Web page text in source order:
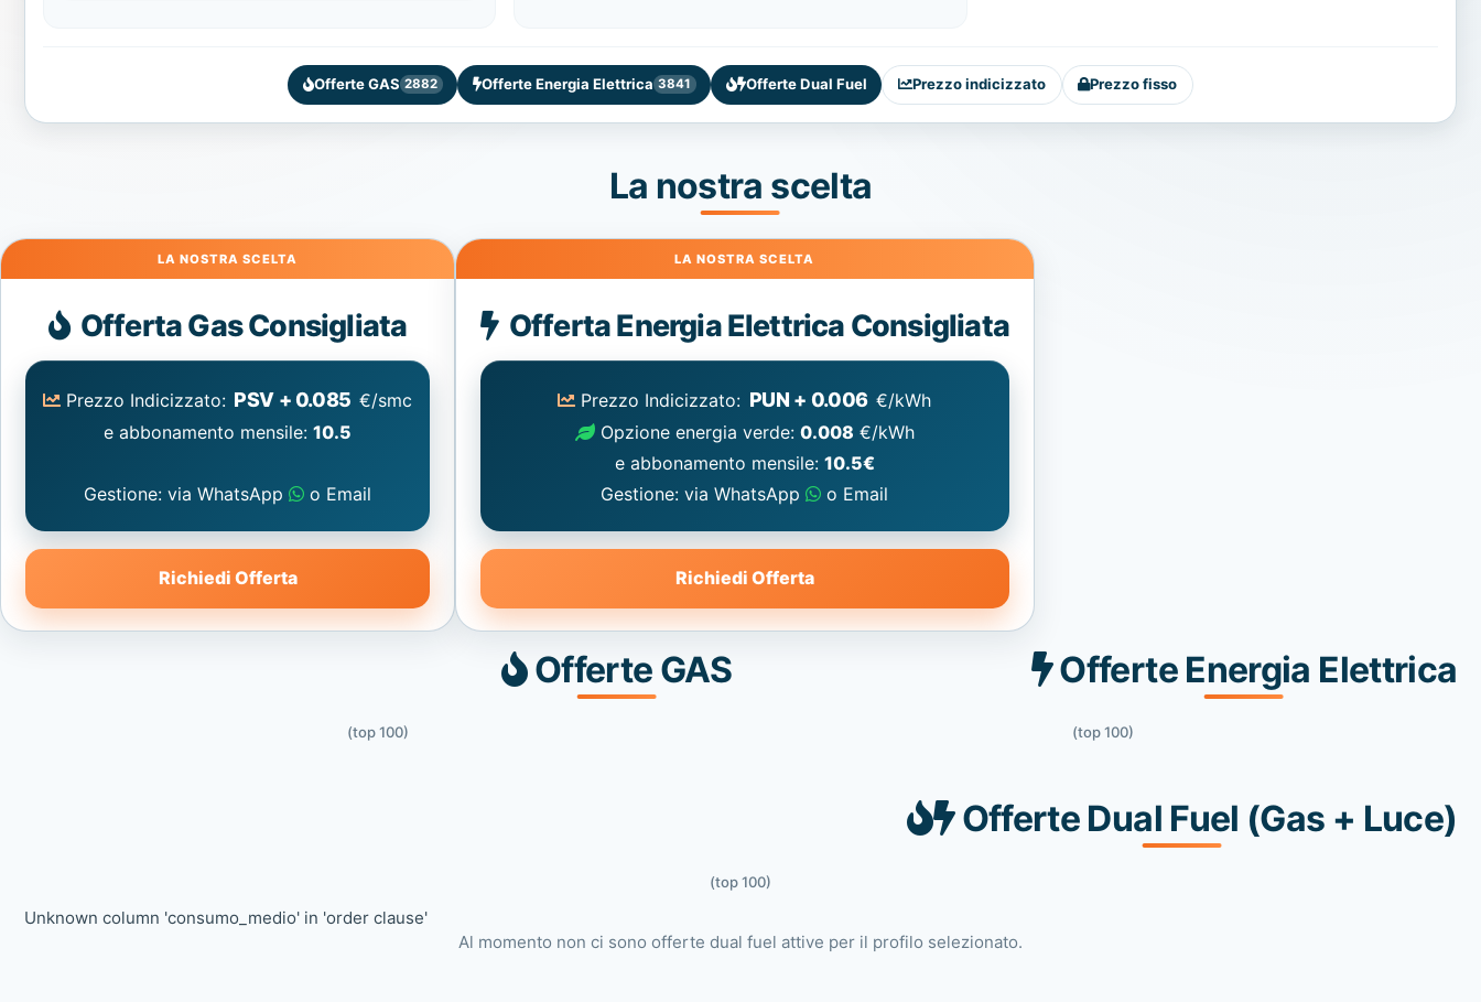
Offerte GAS 2882 Offerte Energia Elettrica 3841 Offerte Dual Fuel Prezzo indicizzato Prezzo fisso
La nostra scelta
Gas
Offerta Gas Consigliata
Prezzo Indicizzato: PSV + 0.085 €/smc
e abbonamento mensile:10.5
Gestione: via WhatsApp o Email
Richiedi Offerta
Energia
Elettrica
consigliata
Offerta Energia Elettrica Consigliata
Prezzo Indicizzato: PUN + 0.006 €/kWh
Opzione energia verde: 0.008 €/kWh
e abbonamento mensile: 10.5€
Gestione: via WhatsApp
o Email
Richiedi Offerta
Offerte GAS
(top 100)
Offerte Energia Elettrica
(top 100)
Offerte Dual Fuel (Gas + Luce)
(top 100)
Unknown column 'consumo_medio' in 'order clause'
Al momento non ci sono offerte dual fuel attive per il profilo selezionato.